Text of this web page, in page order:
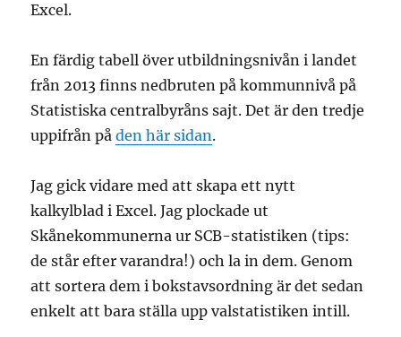
Excel.
En färdig tabell över utbildningsnivån i landet
från 2013 finns nedbruten på kommunnivå på
Statistiska centralbyråns sajt. Det är den tredje
uppifrån påden här sidan.
Jag gick vidare med att skapa ett nytt
kalkylblad i Excel. Jag plockade ut
Skånekommunerna ur SCB-statistiken (tips:
de står efter varandra!) och la in dem. Genom
att sortera dem i bokstavsordning är det sedan
enkelt att bara ställa upp valstatistiken intill.